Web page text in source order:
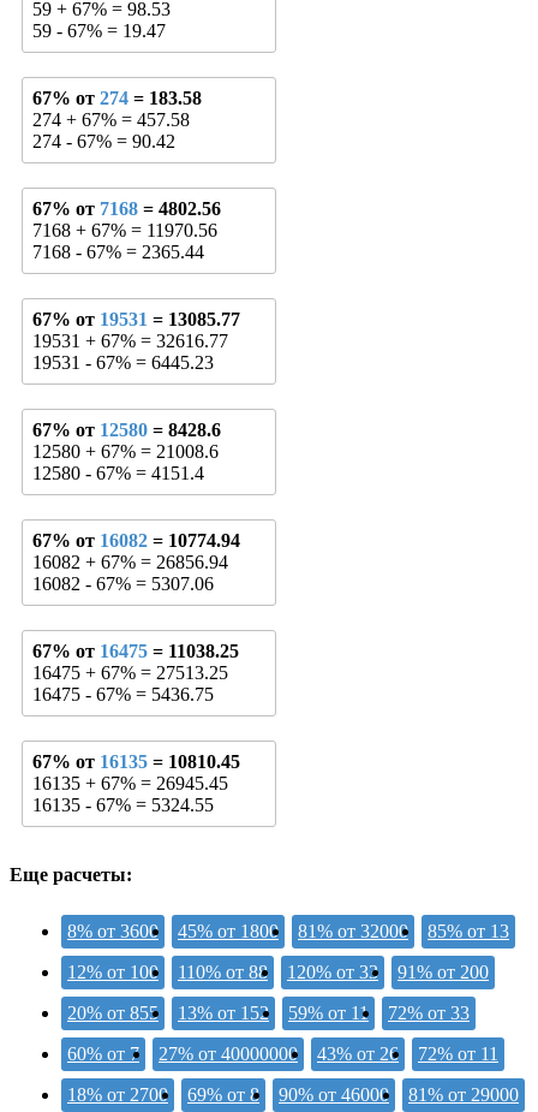
59 + 67% = 98.53
59 - 67% = 19.47
67% от 274 = 183.58
274 + 67% = 457.58
274 - 67% = 90.42
67% от 7168 = 4802.56
7168 + 67% = 11970.56
7168 - 67% = 2365.44
67% от 19531 = 13085.77
19531 + 67% = 32616.77
19531 - 67% = 6445.23
67% от 12580 = 8428.6
12580 + 67% = 21008.6
12580 - 67% = 4151.4
67% от 16082 = 10774.94
16082 + 67% = 26856.94
16082 - 67% = 5307.06
67% от 16475 = 11038.25
16475 + 67% = 27513.25
16475 - 67% = 5436.75
67% от 16135 = 10810.45
16135 + 67% = 26945.45
16135 - 67% = 5324.55
Еще расчеты:
8% от 3600 45% от 1800 81% от 32000
85% от 13
12% от 100
110% от 88 120% от 33
91% от 200
20% от 855
13% от 152 59% от 11
72% от 33
60% от 7
27% от 40000000 43% от 26
72% от 11
18% от 2700
69% от 8 90% от 46000 81% от 29000